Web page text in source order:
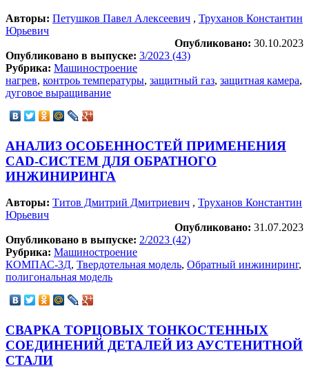
Авторы: Петушков Павел Алексеевич , Труханов Константин
Юрьевич
Опубликовано: 30.10.2023
Опубликовано в выпуске: 3/2023 (43)
Рубрика: Машиностроение
нагрев, контроь температуры, защитный газ, защитная камера,
дуговое выращивание
АНАЛИЗ ОСОБЕННОСТЕЙ ПРИМЕНЕНИЯ
CAD-СИСТЕМ ДЛЯ ОБРАТНОГО
ИНЖИНИРИНГА
Авторы: Титов Дмитрий Дмитриевич , Труханов Константин
Юрьевич
Опубликовано: 31.07.2023
Опубликовано в выпуске: 2/2023 (42)
Рубрика: Машиностроение
КОМПАС-3Д, Твердотельная модель, Обратный инжиниринг,
полигональная модель
СВАРКА ТОРЦОВЫХ ТОНКОСТЕННЫХ
СОЕДИНЕНИЙ ДЕТАЛЕЙ ИЗ АУСТЕНИТНОЙ
СТАЛИ